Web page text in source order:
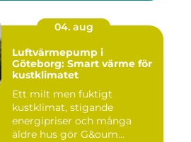
04. aug
Luftvärmepump i
Göteborg: Smart värme för
kustklimatet
Ett milt men fuktigt
kustklimat, stigande
energipriser och många
äldre hus gör G&oum...